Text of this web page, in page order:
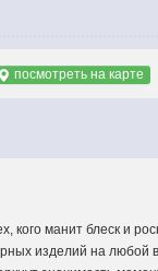
посмотреть на карте
кого манит блеск и
изделий на любой